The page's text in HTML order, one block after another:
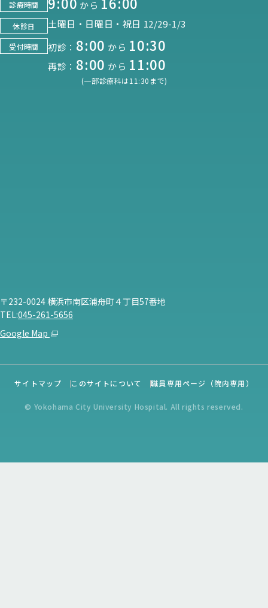
診療時間 から
休診日 土曜日・日曜日・祝日 12/29-1/3
受付時間 初診： 8:00 から 10:30
再診： 8:00 から 11:00
(一部診療科は11:30まで)
〒232-0024 横浜市南区浦舟町４丁目57番地
TEL:045-261-5656
Google Map
サイトマップ このサイトについて 職員専用ページ（院内専用）
© Yokohama City University Hospital. All rights reserved.